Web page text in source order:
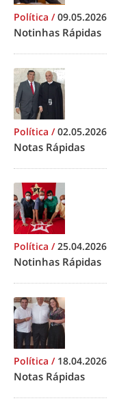
Política /09.05.2026
Notinhas Rápidas
Política /02.05.2026
Notas Rápidas
Política /25.04.2026
Notinhas Rápidas
Política / 18.04.2026
Notas Rápidas